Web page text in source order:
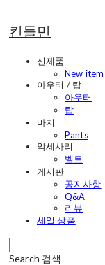
킨들민
신제품
New item
아우터 / 탑
아우터
탑
바지
Pants
악세사리
벨트
게시판
공지사항
Q&A
리뷰
세일 상품
Search 검색